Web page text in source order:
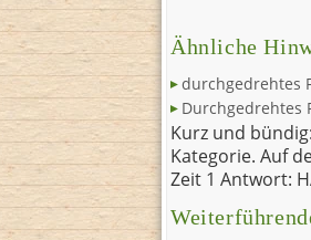
Ähnliche
durchgedrehtes
Durchgedrehtes
Kurz und
Kategorie. Auf
Zeit 1 Antwort: